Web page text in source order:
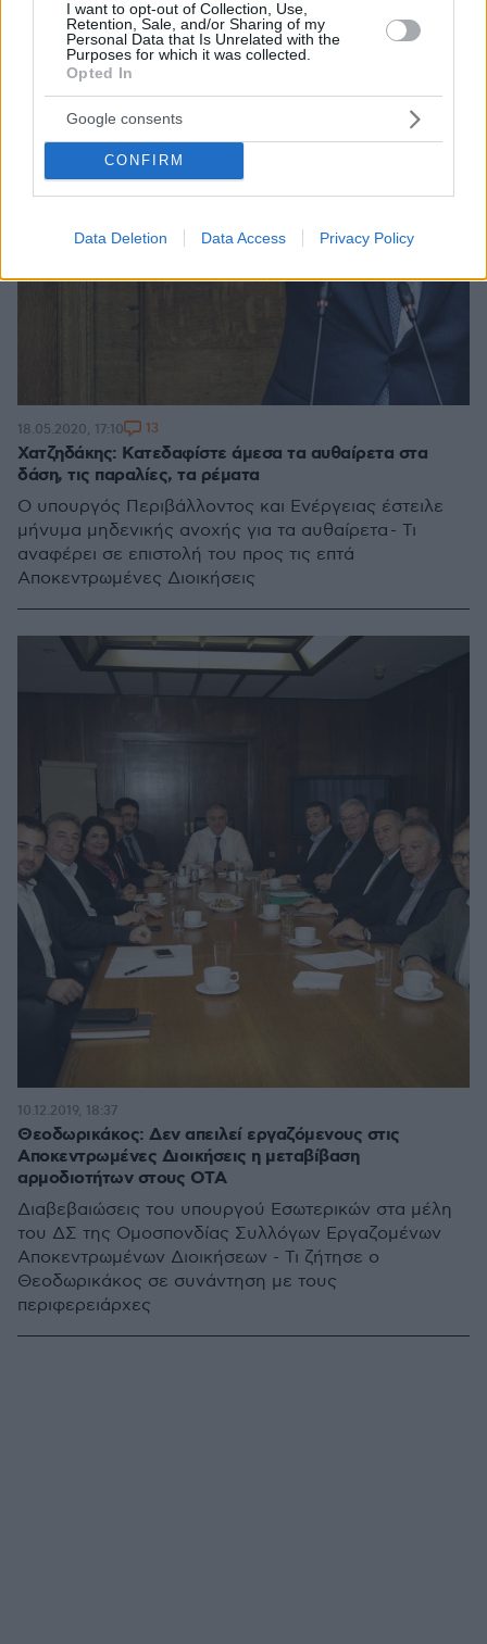
I want to opt-out of Collection, Use,
Retention, Sale, and/or Sharing of my
Personal Data that Is Unrelated with the
Purposes for which it was collected.
Opted In
Google consents
CONFIRM
Data Deletion Data Access Privacy Policy
Χατζηδάκης: Κατεδαφίστε άμεσα τα αυθαίρετα στα
δάση, τις παραλίες, τα ρέματα
Ο υπουργός Περιβάλλοντος και Ενέργειας έστειλε
μήνυμα μηδενικής ανοχής για τα αυθαίρετα - Τι
αναφέρει σε επιστολή του προς τις επτά
Αποκεντρωμένες Διοικήσεις
18.05.2020, 17:10 13
Θεοδωρικάκος: Δεν απειλεί εργαζόμενους στις
Αποκεντρωμένες Διοικήσεις η μεταβίβαση
αρμοδιοτήτων στους ΟΤΑ
Διαβεβαιώσεις του υπουργού Εσωτερικών στα μέλη
του ΔΣ της Ομοσπονδίας Συλλόγων Εργαζομένων
Αποκεντρωμένων Διοικήσεων - Τι ζήτησε ο
Θεοδωρικάκος σε συνάντηση με τους
περιφερειάρχες
10.12.2019, 18:37